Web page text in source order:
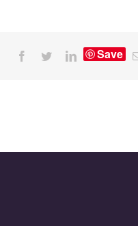
Facebook
TwitterLinkedIn
Save